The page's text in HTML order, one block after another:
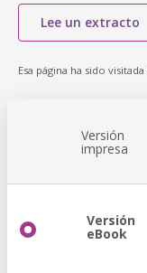
Lee un extracto
Esa página ha sido visitada
Versión
impresa
Versión
eBook